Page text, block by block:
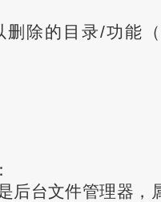
删除的目录/功能
后台文件管理器，